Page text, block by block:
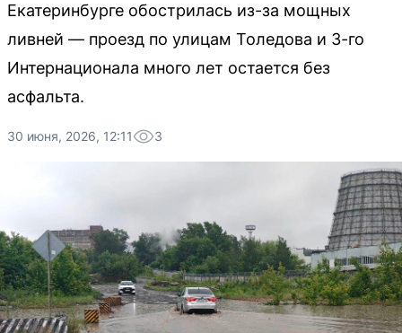
Екатеринбурге обострилась из-за мощных
ливней — проезд по улицам Толедова и 3-го
Интернационала много лет остается без
асфальта.
30 июня, 2026, 12:11 3